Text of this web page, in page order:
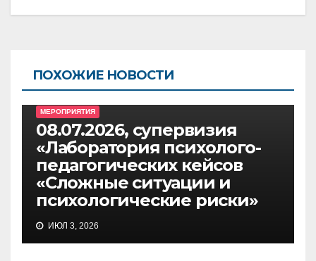
ПОХОЖИЕ НОВОСТИ
МЕРОПРИЯТИЯ
08.07.2026, супервизия
«Лаборатория психолого-
педагогических кейсов
«Сложные ситуации и
психологические риски»
ИЮЛ 3, 2026
30.06.2026, онлайн-школа